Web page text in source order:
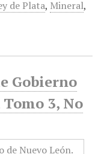
de Plata, Mineral,
Gobierno
3, No